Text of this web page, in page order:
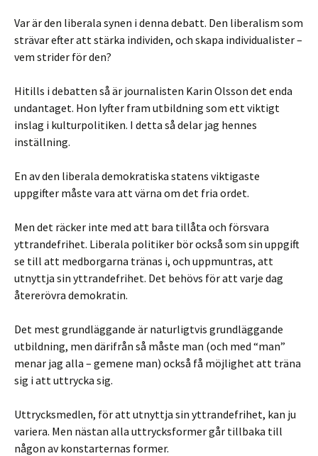
Var är den liberala synen i denna debatt. Den liberalism som
strävar efter att stärka individen, och skapa individualister –
vem strider för den?
Hitills i debatten så är journalisten Karin Olsson det enda
undantaget. Hon lyfter fram utbildning som ett viktigt
inslag i kulturpolitiken. I detta så delar jag hennes
inställning.
En av den liberala demokratiska statens viktigaste
uppgifter måste vara att värna om det fria ordet.
Men det räcker inte med att bara tillåta och försvara
yttrandefrihet. Liberala politiker bör också som sin uppgift
se till att medborgarna tränas i, och uppmuntras, att
utnyttja sin yttrandefrihet. Det behövs för att varje dag
återerövra demokratin.
Det mest grundläggande är naturligtvis grundläggande
utbildning, men därifrån så måste man (och med “man”
menar jag alla – gemene man) också få möjlighet att träna
sig i att uttrycka sig.
Uttrycksmedlen, för att utnyttja sin yttrandefrihet, kan ju
variera. Men nästan alla uttrycksformer går tillbaka till
någon av konstarternas former.